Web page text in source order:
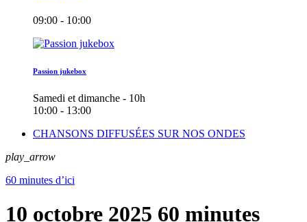
09:00 - 10:00
Passion jukebox
Samedi et dimanche - 10h
10:00 - 13:00
CHANSONS DIFFUSÉES SUR NOS ONDES
play_arrow
60 minutes d’ici
10 octobre 2025 60 minutes